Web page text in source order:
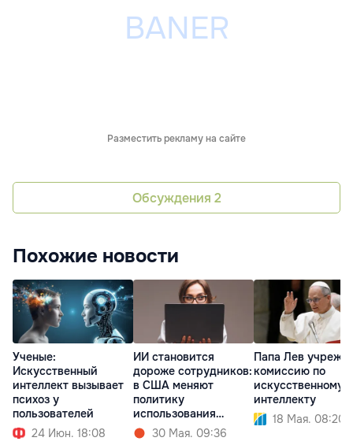
Разместить рекламу на сайте
Обсуждения 2
Похожие новости
Ученые:
Искусственный
интеллект вызывает
психоз у
пользователей
24 Июн. 18:08
ИИ становится
дороже сотрудников:
в США меняют
политику
использования
нейросетей
30 Мая. 09:36
Папа Лев
комиссию по
искусственному
интеллекту
18 Мая. 08:20